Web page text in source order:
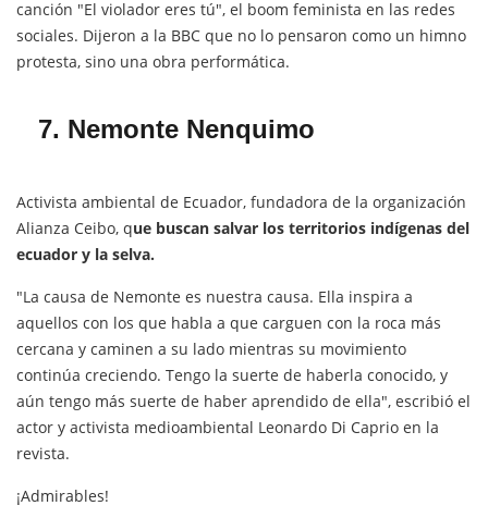
canción "El violador eres tú", el boom feminista en las redes
sociales. Dijeron a la BBC que no lo pensaron como un himno
protesta, sino una obra performática.
7. Nemonte Nenquimo
Activista ambiental de Ecuador, fundadora de la organización
Alianza Ceibo, que buscan salvar los territorios indígenas del
ecuador y la selva.
"La causa de Nemonte es nuestra causa. Ella inspira a
aquellos con los que habla a que carguen con la roca más
cercana y caminen a su lado mientras su movimiento
continúa creciendo. Tengo la suerte de haberla conocido, y
aún tengo más suerte de haber aprendido de ella", escribió el
actor y activista medioambiental Leonardo Di Caprio en la
revista.
¡Admirables!